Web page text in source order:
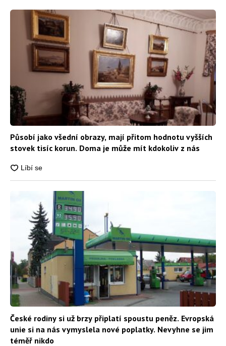
Působí jako všední obrazy, mají přitom hodnotu vyšších
stovek tisíc korun. Doma je může mít kdokoliv z nás
České rodiny si už brzy připlatí spoustu peněz. Evropská
unie si na nás vymyslela nové poplatky. Nevyhne se jim
téměř nikdo